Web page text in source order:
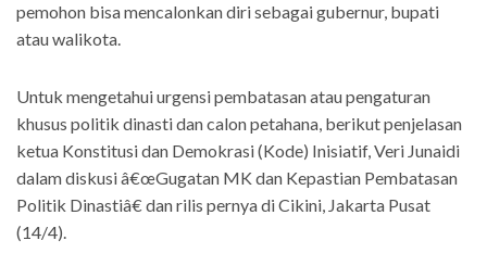
pemohon bisa mencalonkan diri sebagai gubernur, bupati
atau walikota.
Untuk mengetahui urgensi pembatasan atau pengaturan
khusus politik dinasti dan calon petahana, berikut penjelasan
ketua Konstitusi dan Demokrasi (Kode) Inisiatif, Veri Junaidi
dalam diskusi â€œGugatan MK dan Kepastian Pembatasan
Politik Dinastiâ€ dan rilis pernya di Cikini, Jakarta Pusat
(14/4).